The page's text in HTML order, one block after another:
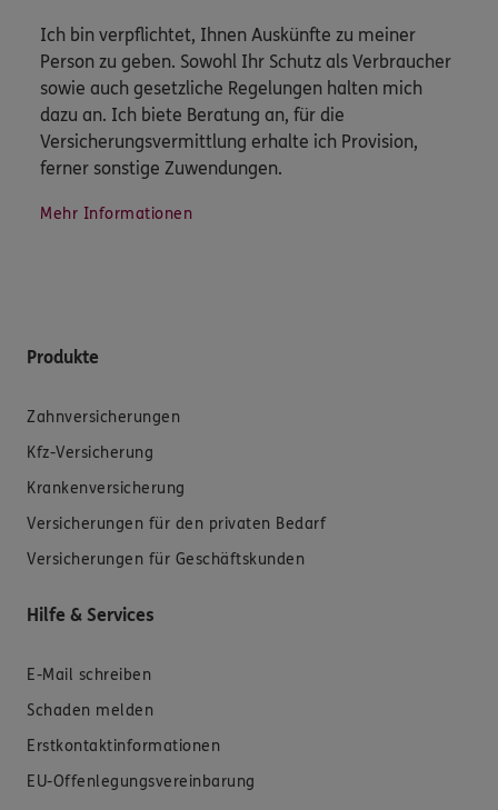
Ich bin verpflichtet, Ihnen Auskünfte zu meiner
Person zu geben. Sowohl Ihr Schutz als Verbraucher
sowie auch gesetzliche Regelungen halten mich
dazu an. Ich biete Beratung an, für die
Versicherungsvermittlung erhalte ich Provision,
ferner sonstige Zuwendungen.
Mehr Informationen
Produkte
Zahnversicherungen
Kfz-Versicherung
Krankenversicherung
Versicherungen für den privaten Bedarf
Versicherungen für Geschäftskunden
Hilfe & Services
E-Mail schreiben
Schaden melden
Erstkontaktinformationen
EU-Offenlegungsvereinbarung